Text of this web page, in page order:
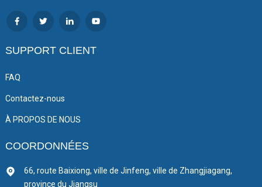
SUPPORT CLIENT
FAQ
Contactez-nous
À PROPOS DE NOUS
COORDONNÉES
66, route Baixiong, ville de Jinfeng, ville de Zhangjiagang,
province du Jiangsu